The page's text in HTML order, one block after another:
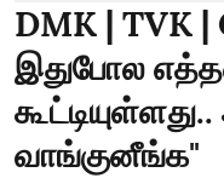
DMK | TVK |
இதுபோல
வாங்குனீங்க"